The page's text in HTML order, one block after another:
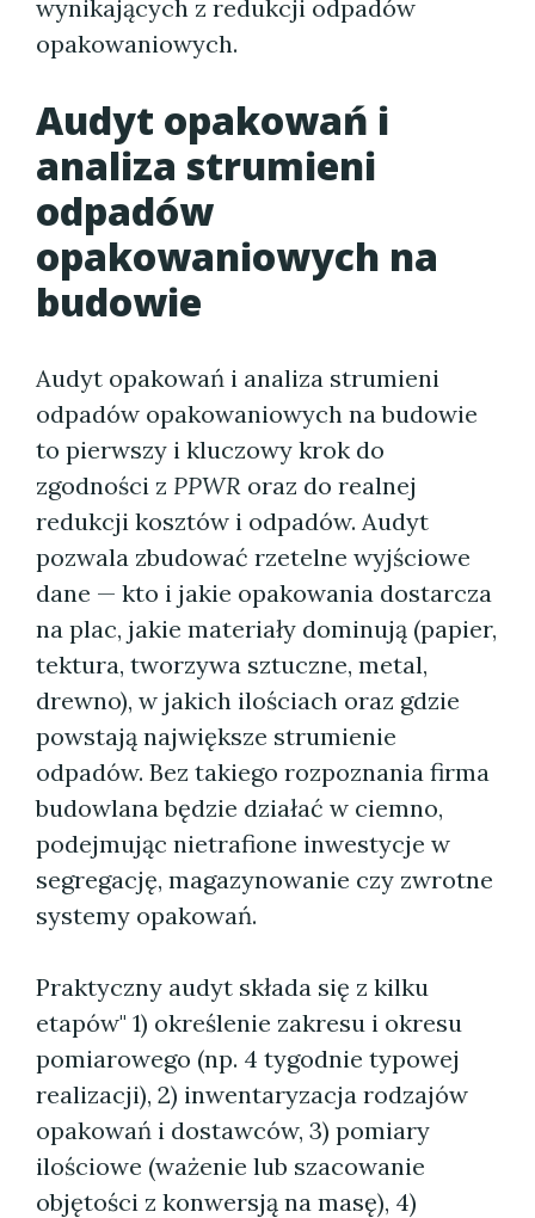
wynikających z redukcji odpadów
opakowaniowych.
Audyt opakowań i
analiza strumieni
odpadów
opakowaniowych na
budowie
Audyt opakowań i analiza strumieni
odpadów opakowaniowych na budowie
to pierwszy i kluczowy krok do
zgodności z PPWR oraz do realnej
redukcji kosztów i odpadów. Audyt
pozwala zbudować rzetelne wyjściowe
dane — kto i jakie opakowania dostarcza
na plac, jakie materiały dominują (papier,
tektura, tworzywa sztuczne, metal,
drewno), w jakich ilościach oraz gdzie
powstają największe strumienie
odpadów. Bez takiego rozpoznania firma
budowlana będzie działać w ciemno,
podejmując nietrafione inwestycje w
segregację, magazynowanie czy zwrotne
systemy opakowań.
Praktyczny audyt składa się z kilku
etapów" 1) określenie zakresu i okresu
pomiarowego (np. 4 tygodnie typowej
realizacji), 2) inwentaryzacja rodzajów
opakowań i dostawców, 3) pomiary
ilościowe (ważenie lub szacowanie
objętości z konwersją na masę), 4)